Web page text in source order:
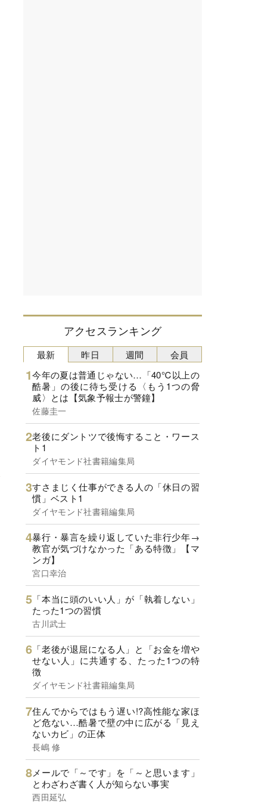
アクセスランキング
最新
今年の夏は普通じゃない…「40℃以上の
酷暑」の後に待ち受ける〈もう1つの脅
威〉とは【気象予報士が警鐘】
佐藤圭一
老後にダントツで後悔すること・ワース
ト1
ダイヤモンド社書籍編集局
すさまじく仕事ができる人の「休日の習
慣」ベスト1
ダイヤモンド社書籍編集局
暴行・暴言を繰り返していた非行少年→
教官が気づけなかった「ある特徴」【マ
ンガ】
宮口幸治
「本当に頭のいい人」が「執着しない」
たった1つの習慣
古川武士
「老後が退屈になる人」と「お金を増や
せない人」に共通する、たった1つの特
徴
ダイヤモンド社書籍編集局
住んでからではもう遅い!?高性能な家ほ
ど危ない…酷暑で壁の中に広がる「見え
ないカビ」の正体
長嶋 修
メールで「～です」を「～と思います」
とわざわざ書く人が知らない事実
西田延弘
昨日 週間 会員